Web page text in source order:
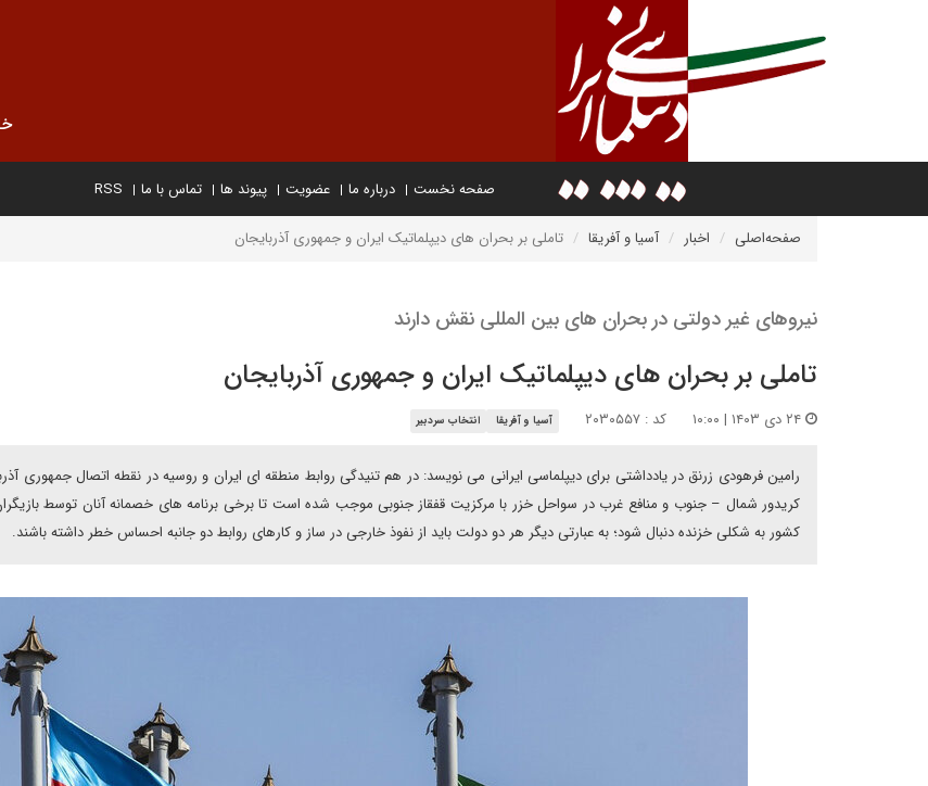
صفحه نخست درباره ما عضویت پیوند ها تماس با ما RSS
صفحه‌اصلی اخبار آسیا و آفریقا تاملی بر بحران های دیپلماتیک ایران و جمهوری آذربایجان
نیروهای غیر دولتی در بحران های بین المللی نقش دارند
تاملی بر بحران های دیپلماتیک ایران و جمهوری آذربایجان
کد : ۲۰۳۰۵۵۷ آسیا و آفریقا انتخاب سردبیر
رامین فرهودی زرنق در یادداشتی برای دیپلماسی ایرانی می نویسد: در هم تنیدگی روابط منطقه ای ایران و روسیه در نقطه اتصال جمهوری
کریدور شمال – جنوب و منافع غرب در سواحل خزر با مرکزیت قفقاز جنوبی موجب شده است تا برخی برنامه های خصمانه آنان توسط
کشور به شکلی خزنده دنبال شود؛ به عبارتی دیگر هر دو دولت باید از نفوذ خارجی در ساز و کارهای روابط دو جانبه احساس خطر داشته باشند.